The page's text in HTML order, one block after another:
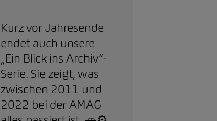
Kurz vor Jahresende
endet auch unsere
„Ein Blick ins Archiv“-
Serie. Sie zeigt, was
zwischen 2011 und
2022 bei der AMAG